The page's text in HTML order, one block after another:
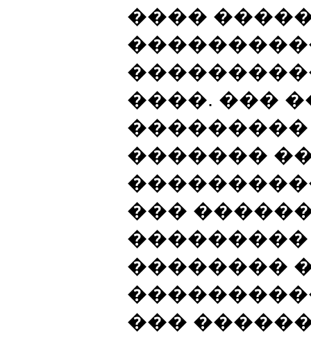
����
����. ���
���������
�������
���
��������
���